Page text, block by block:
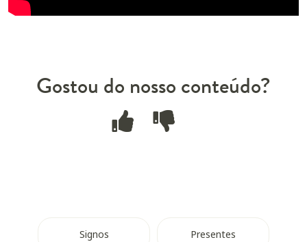
Gostou do nosso conteúdo?
Signos Presentes